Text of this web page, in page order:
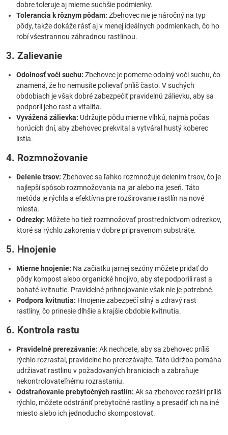
dobre toleruje aj mierne suchšie podmienky.
Tolerancia k rôznym pôdam: Zbehovec nie je náročný na typ
pôdy, takže dokáže rásť aj v menej ideálnych podmienkach, čo ho
robí všestrannou záhradnou rastlinou.
3. Zalievanie
Odolnosť voči suchu: Zbehovec je pomerne odolný voči suchu, čo
znamená, že ho nemusíte polievať príliš často. V suchých
obdobiach je však dobré zabezpečiť pravidelnú zálievku, aby sa
podporil jeho rast a vitalita.
Vyvážená zálievka: Udržujte pôdu mierne vlhkú, najmä počas
horúcich dní, aby zbehovec prekvital a vytváral hustý koberec
lístia.
4. Rozmnožovanie
Delenie trsov: Zbehovec sa ľahko rozmnožuje delením trsov, čo je
najlepší spôsob rozmnožovania na jar alebo na jeseň. Táto
metóda je rýchla a efektívna pre rozširovanie rastlín na nové
miesta.
Odrezky: Môžete ho tiež rozmnožovať prostredníctvom odrezkov,
ktoré sa rýchlo zakorenia v dobre pripravenom substráte.
5. Hnojenie
Mierne hnojenie: Na začiatku jarnej sezóny môžete pridať do
pôdy kompost alebo organické hnojivo, aby ste podporili rast a
bohaté kvitnutie. Pravidelné prihnojovanie však nie je potrebné.
Podpora kvitnutia: Hnojenie zabezpečí silný a zdravý rast
rastliny, čo prinesie dlhšie a krajšie obdobie kvitnutia.
6. Kontrola rastu
Pravidelné prerezávanie: Ak nechcete, aby sa zbehovec príliš
rýchlo rozrastal, pravidelne ho prerezávajte. Táto údržba pomáha
udržiavať rastlinu v požadovaných hraniciach a zabraňuje
nekontrolovateľnému rozrastaniu.
Odstraňovanie prebytočných rastlín: Ak sa zbehovec rozšíri príliš
rýchlo, môžete odstrániť prebytočné rastliny a presadiť ich na iné
miesto alebo ich jednoducho skompostovať.